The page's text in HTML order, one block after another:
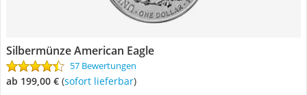
Silbermünze American Eagle
57 Bewertungen
ab 199,00 € ( Sofort lieferbar)